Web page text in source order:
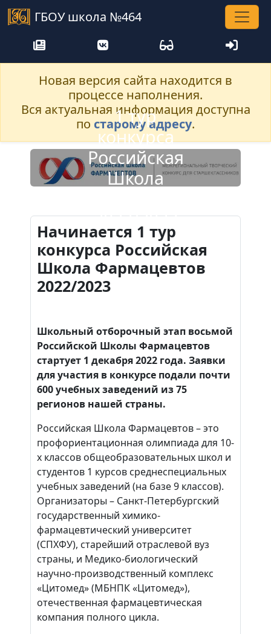
ГБОУ школа №464
Новая версия сайта находится в
процессе наполнения.
Вся актуальная информация доступна
по старому адресу.
1 тур
конкурса
Российская
Школа
2022/2023
Начинается 1 тур
конкурса Российская
Школа Фармацевтов
2022/2023
Школьный отборочный этап восьмой
Российской Школы Фармацевтов
стартует 1 декабря 2022 года. Заявки
для участия в конкурсе подали почти
600 учебных заведений из 75
регионов нашей страны.
Российская Школа Фармацевтов – это
профориентационная олимпиада для 10-
х классов общеобразовательных школ и
студентов 1 курсов среднеспециальных
учебных заведений (на базе 9 классов).
Организаторы – Санкт-Петербургский
государственный химико-
фармацевтический университет
(СПХФУ), старейший отраслевой вуз
страны, и Медико-биологический
научно-производственный комплекс
«Цитомед» (МБНПК «Цитомед»),
отечественная фармацевтическая
компания полного цикла.